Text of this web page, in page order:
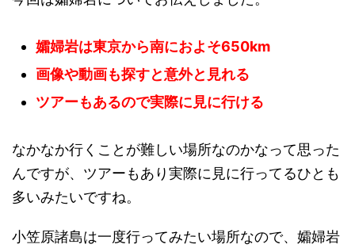
孀婦岩は東京から南におよそ650km
画像や動画も探すと意外と見れる
ツアーもあるので実際に見に行ける
なかなか行くことが難しい場所なのかなって思った
んですが、ツアーもあり実際に見に行ってるひとも
多いみたいですね。
小笠原諸島は一度行ってみたい場所なので、孀婦岩